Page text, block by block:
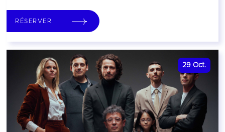
RÉSERVER
29 Oct.